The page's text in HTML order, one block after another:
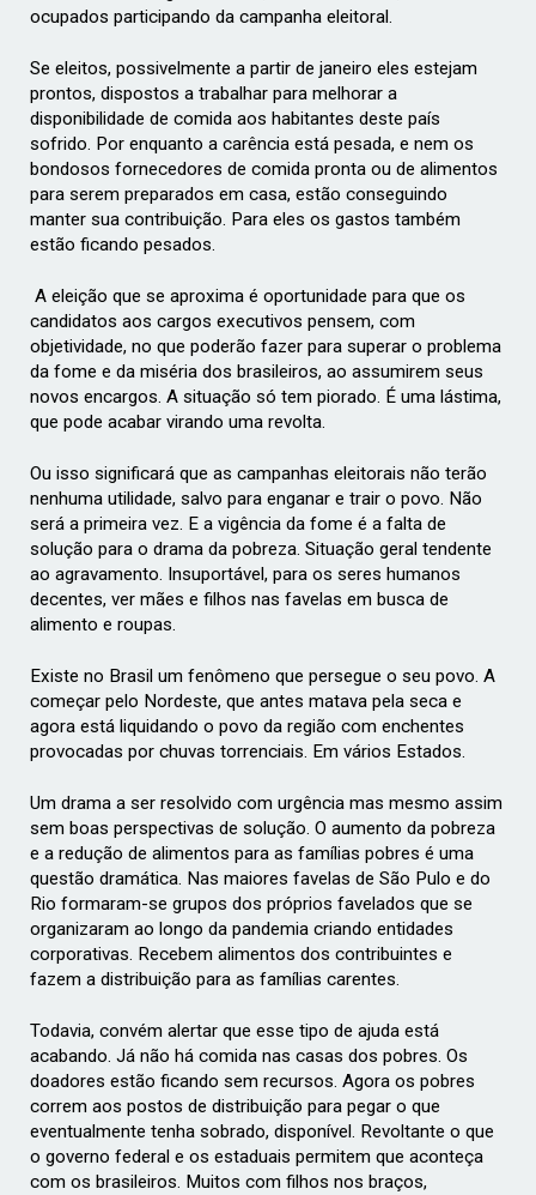
ocupados participando da campanha eleitoral.
Se eleitos, possivelmente a partir de janeiro eles estejam
prontos, dispostos a trabalhar para melhorar a
disponibilidade de comida aos habitantes deste país
sofrido. Por enquanto a carência está pesada, e nem os
bondosos fornecedores de comida pronta ou de alimentos
para serem preparados em casa, estão conseguindo
manter sua contribuição. Para eles os gastos também
estão ficando pesados.
A eleição que se aproxima é oportunidade para que os
candidatos aos cargos executivos pensem, com
objetividade, no que poderão fazer para superar o problema
da fome e da miséria dos brasileiros, ao assumirem seus
novos encargos. A situação só tem piorado. É uma lástima,
que pode acabar virando uma revolta.
Ou isso significará que as campanhas eleitorais não terão
nenhuma utilidade, salvo para enganar e trair o povo. Não
será a primeira vez. E a vigência da fome é a falta de
solução para o drama da pobreza. Situação geral tendente
ao agravamento. Insuportável, para os seres humanos
decentes, ver mães e filhos nas favelas em busca de
alimento e roupas.
Existe no Brasil um fenômeno que persegue o seu povo. A
começar pelo Nordeste, que antes matava pela seca e
agora está liquidando o povo da região com enchentes
provocadas por chuvas torrenciais. Em vários Estados.
Um drama a ser resolvido com urgência mas mesmo assim
sem boas perspectivas de solução. O aumento da pobreza
e a redução de alimentos para as famílias pobres é uma
questão dramática. Nas maiores favelas de São Pulo e do
Rio formaram-se grupos dos próprios favelados que se
organizaram ao longo da pandemia criando entidades
corporativas. Recebem alimentos dos contribuintes e
fazem a distribuição para as famílias carentes.
Todavia, convém alertar que esse tipo de ajuda está
acabando. Já não há comida nas casas dos pobres. Os
doadores estão ficando sem recursos. Agora os pobres
correm aos postos de distribuição para pegar o que
eventualmente tenha sobrado, disponível. Revoltante o que
o governo federal e os estaduais permitem que aconteça
com os brasileiros. Muitos com filhos nos braços,